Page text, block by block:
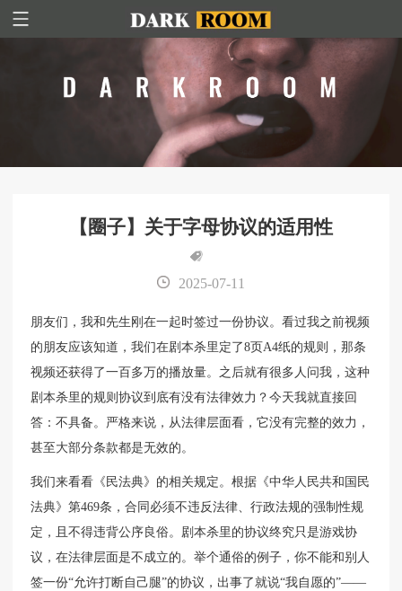
【圈子】关于字母协议的适用性
2025-07-11
朋友们，我和先生刚在一起时签过一份协议。看过我之前视频
的朋友应该知道，我们在剧本杀里定了8页A4纸的规则，那条
视频还获得了一百多万的播放量。之后就有很多人问我，这种
剧本杀里的规则协议到底有没有法律效力？今天我就直接回
答：不具备。严格来说，从法律层面看，它没有完整的效力，
甚至大部分条款都是无效的。
我们来看看《民法典》的相关规定。根据《中华人民共和国民
法典》第469条，合同必须不违反法律、行政法规的强制性规
定，且不得违背公序良俗。剧本杀里的协议终究只是游戏协
议，在法律层面是不成立的。举个通俗的例子，你不能和别人
签一份“允许打断自己腿”的协议，出事了就说“我自愿的”——